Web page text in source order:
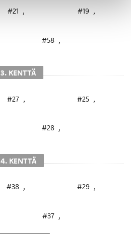
#21 , #19 ,
#58 ,
3. KENTTÄ
#27 , #25 ,
#28 ,
4. KENTTÄ
#38 , #29 ,
#37 ,